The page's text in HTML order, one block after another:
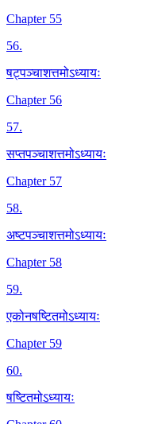
Chapter 55
56.
षट्पञ्चाशत्तमोऽध्यायः
Chapter 56
57.
सप्तपञ्चाशत्तमोऽध्यायः
Chapter 57
58.
अष्टपञ्चाशत्तमोऽध्यायः
Chapter 58
59.
एकोनषष्टितमोऽध्यायः
Chapter 59
60.
षष्टितमोऽध्यायः